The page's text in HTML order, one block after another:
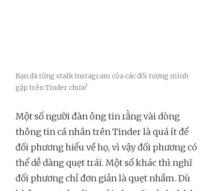
Bạn đã từng stalk Instagram của các đối tượng mình
gặp trên Tinder chưa?
Một số người đàn ông tin rằng vài dòng
thông tin cá nhân trên Tinder là quá ít để
đối phương hiểu về họ, vì vậy đối phương có
thể dễ dàng quẹt trái. Một số khác thì nghĩ
đối phương chỉ đơn giản là quẹt nhầm. Dù